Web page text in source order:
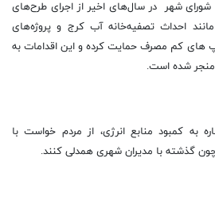
شهر در سال‌های اخیر از اجرای طرح‌های
احداث تصفیه‌خانه آب کرج و پروژه‌های
های کم مصرف حمایت کرده و این اقدامات به
منجر شده است.
به کمبود منابع انرژی، از مردم خواست با
گذشته با مدیران شهری همدلی کنند.